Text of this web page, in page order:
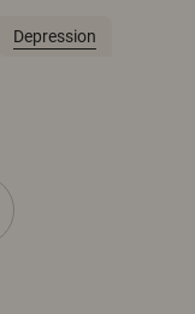
Depression